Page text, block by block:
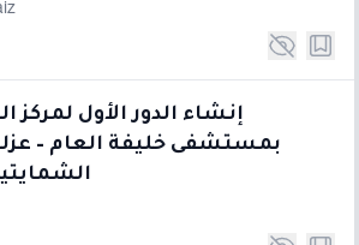
إنشاء الدور الأول لمركز
بمستشفى خليفة العام – عزلة